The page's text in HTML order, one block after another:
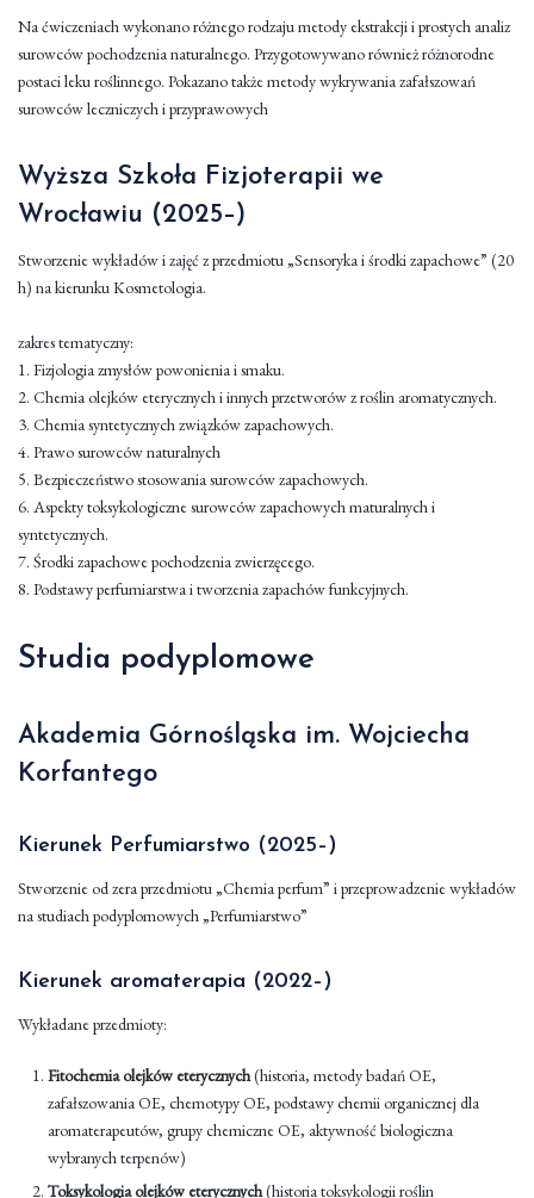
Na ćwiczeniach wykonano różnego rodzaju metody ekstrakcji i prostych analiz
surowców pochodzenia naturalnego. Przygotowywano również różnorodne
postaci leku roślinnego. Pokazano także metody wykrywania zafałszowań
surowców leczniczych i przyprawowych
Wyższa Szkoła Fizjoterapii we
Wrocławiu (2025–)
Stworzenie wykładów i zajęć z przedmiotu „Sensoryka i środki zapachowe” (20
h) na kierunku Kosmetologia.
zakres tematyczny:
1. Fizjologia zmysłów powonienia i smaku.
2. Chemia olejków eterycznych i innych przetworów z roślin aromatycznych.
3. Chemia syntetycznych związków zapachowych.
4. Prawo surowców naturalnych
5. Bezpieczeństwo stosowania surowców zapachowych.
6. Aspekty toksykologiczne surowców zapachowych maturalnych i
syntetycznych.
7. Środki zapachowe pochodzenia zwierzęcego.
8. Podstawy perfumiarstwa i tworzenia zapachów funkcyjnych.
Studia podyplomowe
Akademia Górnośląska im. Wojciecha
Korfantego
Kierunek Perfumiarstwo (2025–)
Stworzenie od zera przedmiotu „Chemia perfum” i przeprowadzenie wykładów
na studiach podyplomowych „Perfumiarstwo”
Kierunek aromaterapia (2022–)
Wykładane przedmioty:
Fitochemia olejków eterycznych(historia, metody badań OE,
zafałszowania OE, chemotypy OE, podstawy chemii organicznej dla
aromaterapeutów, grupy chemiczne OE, aktywność biologiczna
wybranych terpenów)
Toksykologia olejków eterycznych(historia toksykologii roślin